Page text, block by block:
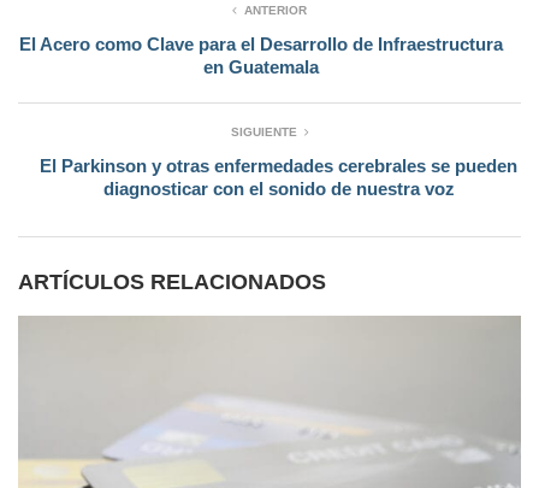
ANTERIOR
El Acero como Clave para el Desarrollo de Infraestructura
en Guatemala
SIGUIENTE
El Parkinson y otras enfermedades cerebrales se pueden
diagnosticar con el sonido de nuestra voz
ARTÍCULOS RELACIONADOS